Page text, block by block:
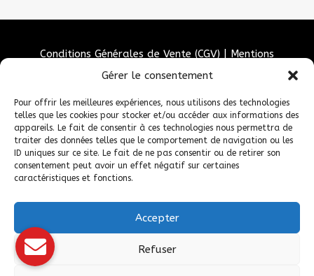
Gérer le consentement
Pour offrir les meilleures expériences, nous utilisons des technologies
telles que les cookies pour stocker et/ou accéder aux informations des
appareils. Le fait de consentir à ces technologies nous permettra de
traiter des données telles que le comportement de navigation ou les
ID uniques sur ce site. Le fait de ne pas consentir ou de retirer son
consentement peut avoir un effet négatif sur certaines
caractéristiques et fonctions.
Accepter
Refuser
Conditions Générales de Vente (CGV)
Mentions
Politique de confidentialité
© 2026 Fédération Française de Carrosserie Industrie et Services. |
Tous droits réservés.